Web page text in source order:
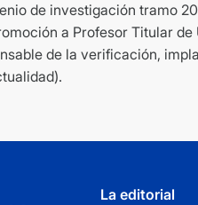
de investigación tramo
a Profesor Titular
de la verificación,
La editorial